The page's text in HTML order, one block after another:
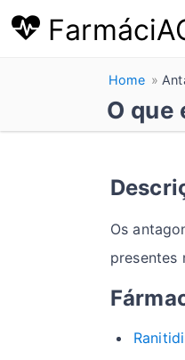
Home
O que
Os
presentes